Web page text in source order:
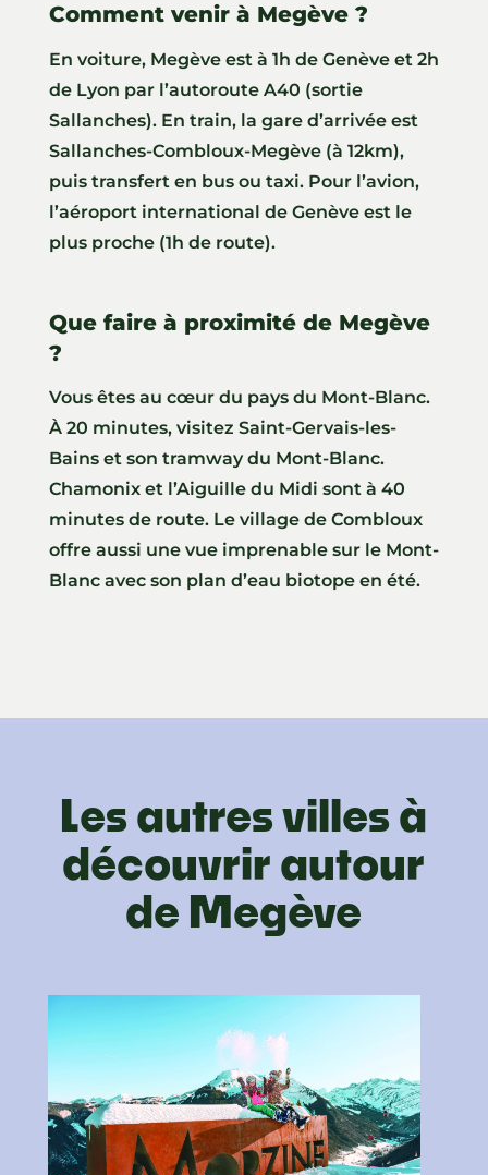
Comment venir à Megève ?
En voiture, Megève est à 1h de Genève et 2h
de Lyon par l’autoroute A40 (sortie
Sallanches). En train, la gare d’arrivée est
Sallanches-Combloux-Megève (à 12km),
puis transfert en bus ou taxi. Pour l’avion,
l’aéroport international de Genève est le
plus proche (1h de route).
Que faire à proximité de Megève
?
Vous êtes au cœur du pays du Mont-Blanc.
À 20 minutes, visitez Saint-Gervais-les-
Bains et son tramway du Mont-Blanc.
Chamonix et l’Aiguille du Midi sont à 40
minutes de route. Le village de Combloux
offre aussi une vue imprenable sur le Mont-
Blanc avec son plan d’eau biotope en été.
Les autres villes à
découvrir autour
de Megève